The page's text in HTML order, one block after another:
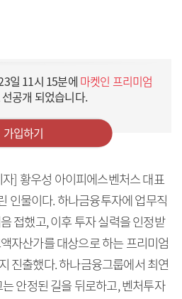
일 11시 15분에 마켓인 프리미엄
공개 되었습니다.
가입하기
] 황우성 아이피에스벤처스 대표
인물이다. 하나금융투자에 업무직
접했고, 이후 투자 실력을 인정받
자산가를 대상으로 하는 프리미엄
진출했다. 하나금융그룹에서 최연
안정된 길을 뒤로하고, 벤처투자